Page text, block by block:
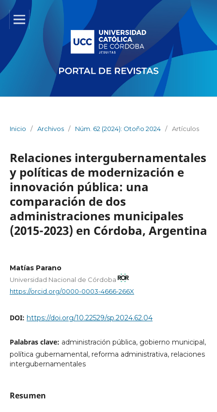
Inicio / Archivos / Núm. 62 (2024): Otoño 2024 / Artículos
Relaciones intergubernamentales
y políticas de modernización e
innovación pública: una
comparación de dos
administraciones municipales
(2015-2023) en Córdoba, Argentina
Matías Parano
Universidad Nacional de Córdoba
https://orcid.org/0000-0003-4666-266X
DOI: https://doi.org/10.22529/sp.2024.62.04
Palabras clave: administración pública, gobierno municipal,
política gubernamental, reforma administrativa, relaciones
intergubernamentales
Resumen